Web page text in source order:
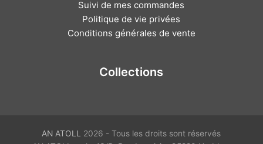
Suivi de mes commandes
Politique de vie privées
Conditions générales de vente
Collections
AN ATOLL
2026 - Tous les droits sont réservés